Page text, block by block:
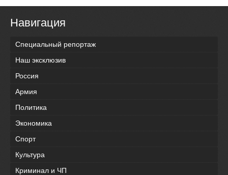
Навигация
Специальный репортаж
Наш эксклюзив
Россия
Армия
Политика
Экономика
Спорт
Культура
Криминал и ЧП